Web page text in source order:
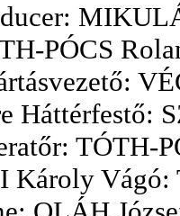
PÓCS
Háttérfestő:
TÓTH-
Károly Vágó: